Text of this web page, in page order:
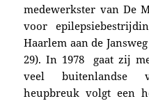
medewerkster van De
voor
Haarlem aan de
29). In 1978 gaat zij
veel buiten­landse
heupbreuk volgt een